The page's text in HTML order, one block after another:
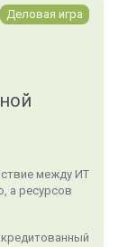
Деловая игра
между ИТ
а ресурсов